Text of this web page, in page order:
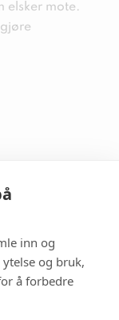
inn og
og bruk,
å forbedre
elsker mote.